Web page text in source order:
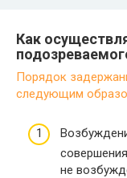
Как
Порядок
следующим
не